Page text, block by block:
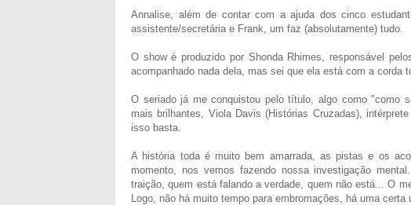
Annalise, além de contar com a ajuda dos cinco
assistente/secretária e Frank, um faz (absolutamente) tudo.
O show é produzido por Shonda Rhimes, responsável
acompanhado nada dela, mas sei que ela está com a corda
O seriado já me conquistou pelo título, algo como "como
mais brilhantes, Viola Davis (Histórias Cruzadas),
isso basta.
A história toda é muito bem amarrada, as pistas e os
momento, nos vemos fazendo nossa investigação
traição, quem está falando a verdade, quem não está... O
Logo, não há muito tempo para embromações, há uma